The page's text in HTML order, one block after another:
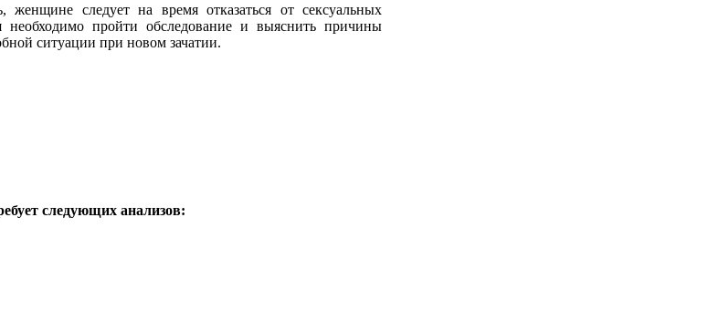
следует на время отказаться от сексуальных
пройти обследование и выяснить причины
ситуации при новом зачатии.
следующих анализов: